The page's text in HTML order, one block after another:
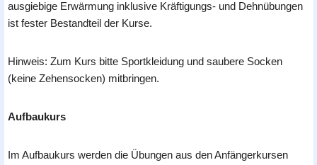
ausgiebige Erwärmung inklusive Kräftigungs- und Dehnübungen
ist fester Bestandteil der Kurse.
Hinweis: Zum Kurs bitte Sportkleidung und saubere Socken
(keine Zehensocken) mitbringen.
Aufbaukurs
Im Aufbaukurs werden die Übungen aus den Anfängerkursen